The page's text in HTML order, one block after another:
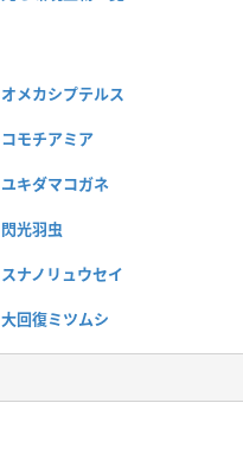
オメカシプテルス
コモチアミア
ユキダマコガネ
閃光羽虫
スナノリュウセイ
大回復ミツムシ